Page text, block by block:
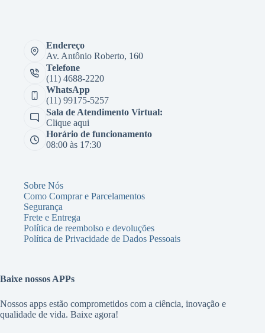
Endereço
Av. Antônio Roberto, 160
Telefone
(11) 4688-2220
WhatsApp
(11) 99175-5257
Sala de Atendimento Virtual:
Clique aqui
Horário de funcionamento
08:00 às 17:30
Sobre Nós
Como Comprar e Parcelamentos
Segurança
Frete e Entrega
Política de reembolso e devoluções
Política de Privacidade de Dados Pessoais
Baixe nossos APPs
Nossos apps estão comprometidos com a ciência, inovação e
qualidade de vida. Baixe agora!